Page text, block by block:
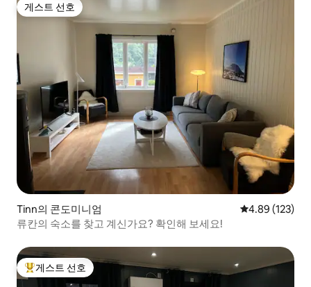
게스트 선호
게스트 선호
Tinn의 콘도미니엄 평점 4.89점(5
4.89 (123)
류칸의 숙소를 찾고 계신가요? 확인해 보세요!
상위 게스트 선호
게스트 선호